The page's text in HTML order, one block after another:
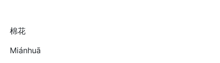
棉花
Miánhuā